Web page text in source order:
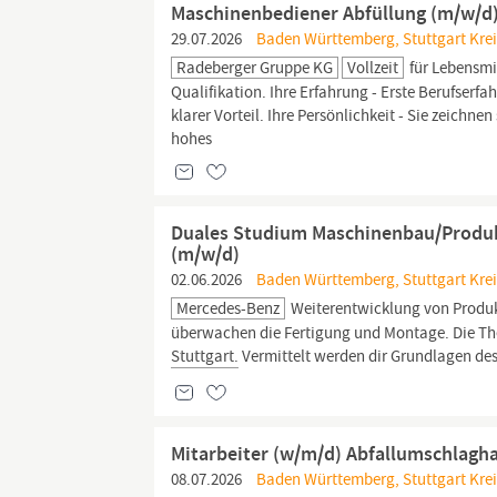
Maschinenbediener Abfüllung (m/
29.07.2026
Baden Württemberg, Stuttgart
Radeberger Gruppe KG
Vollzeit für
Qualifikation. Ihre Erfahrung - Erste
klarer Vorteil. Ihre Persönlichkeit - Sie
hohes
Duales Studium Maschinenbau/
(m/w/d)
02.06.2026
Baden Württemberg, Stuttgart
Mercedes-Benz Weiterentwicklung von
überwachen die Fertigung und Montage. Die
Stuttgart. Vermittelt werden dir Grundlagen
Mitarbeiter (w/m/d)
08.07.2026 Baden Württemberg, Stuttgart